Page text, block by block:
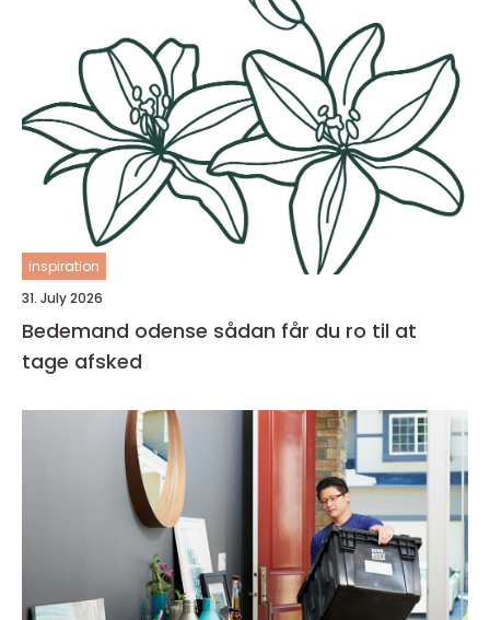
inspiration
31. July 2026
Bedemand odense sådan får du ro til at
tage afsked